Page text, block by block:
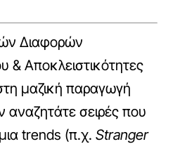
Διαφορών
& Αποκλειστικότητες
μαζική παραγωγή
αναζητάτε σειρές που
trends (π.χ.Stranger